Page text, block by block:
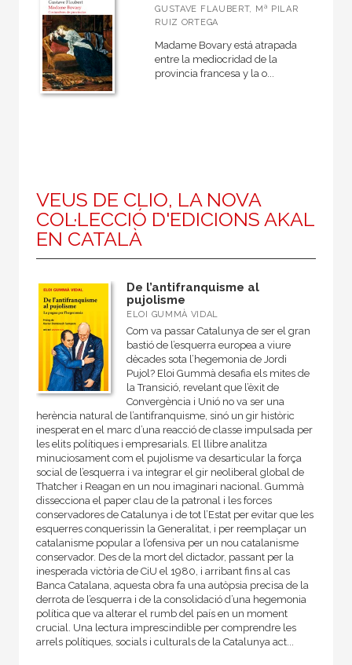
GUSTAVE FLAUBERT, Mª PILAR
RUIZ ORTEGA
Madame Bovary está atrapada
entre la mediocridad de la
provincia francesa y la o...
VEUS DE CLIO, LA NOVA
COL·LECCIÓ D'EDICIONS AKAL
EN CATALÀ
De l’antifranquisme al
pujolisme
​ELOI GUMMÀ VIDAL
Com va passar Catalunya de ser el gran
bastió de l’esquerra europea a viure
dècades sota l’hegemonia de Jordi
Pujol? Eloi Gummà desafia els mites de
la Transició, revelant que l’èxit de
Convergència i Unió no va ser una
herència natural de l’antifranquisme, sinó un gir històric
inesperat en el marc d’una reacció de classe impulsada per
les elits polítiques i empresarials. El llibre analitza
minuciosament com el pujolisme va desarticular la força
social de l’esquerra i va integrar el gir neoliberal global de
Thatcher i Reagan en un nou imaginari nacional. Gummà
dissecciona el paper clau de la patronal i les forces
conservadores de Catalunya i de tot l’Estat per evitar que les
esquerres conquerissin la Generalitat, i per reemplaçar un
catalanisme popular a l’ofensiva per un nou catalanisme
conservador. Des de la mort del dictador, passant per la
inesperada victòria de CiU el 1980, i arribant fins al cas
Banca Catalana, aquesta obra fa una autòpsia precisa de la
derrota de l’esquerra i de la consolidació d’una hegemonia
política que va alterar el rumb del país en un moment
crucial. Una lectura imprescindible per comprendre les
arrels polítiques, socials i culturals de la Catalunya act...